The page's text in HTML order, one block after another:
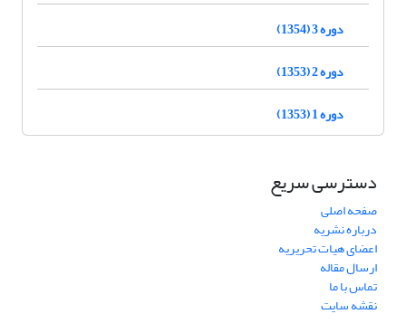
دوره 3 (1354)
دوره 2 (1353)
دوره 1 (1353)
دسترسی سریع
صفحه اصلی
درباره نشریه
اعضای هیات تحریریه
ارسال مقاله
تماس با ما
نقشه سایت